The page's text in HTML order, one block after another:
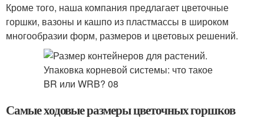
Кроме того, наша компания предлагает цветочные
горшки, вазоны и кашпо из пластмассы в широком
многообразии форм, размеров и цветовых решений.
Самые ходовые размеры цветочных горшков